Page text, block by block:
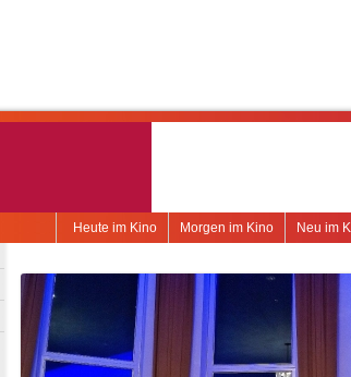
Neu im
Morgen im Kino
Heute im Kino